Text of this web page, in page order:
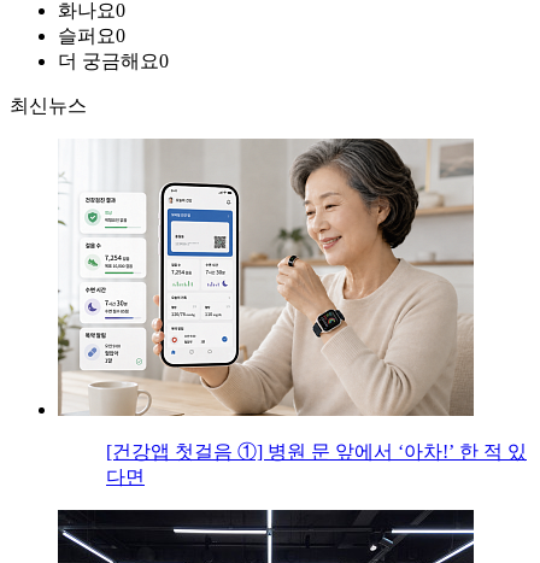
화나요0
슬퍼요0
더 궁금해요0
최신뉴스
[건강앱 첫걸음 ①] 병원 문 앞에서 ‘아차!’ 한 적 있
다면